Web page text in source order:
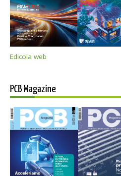
Edicola web
PCB Magazine